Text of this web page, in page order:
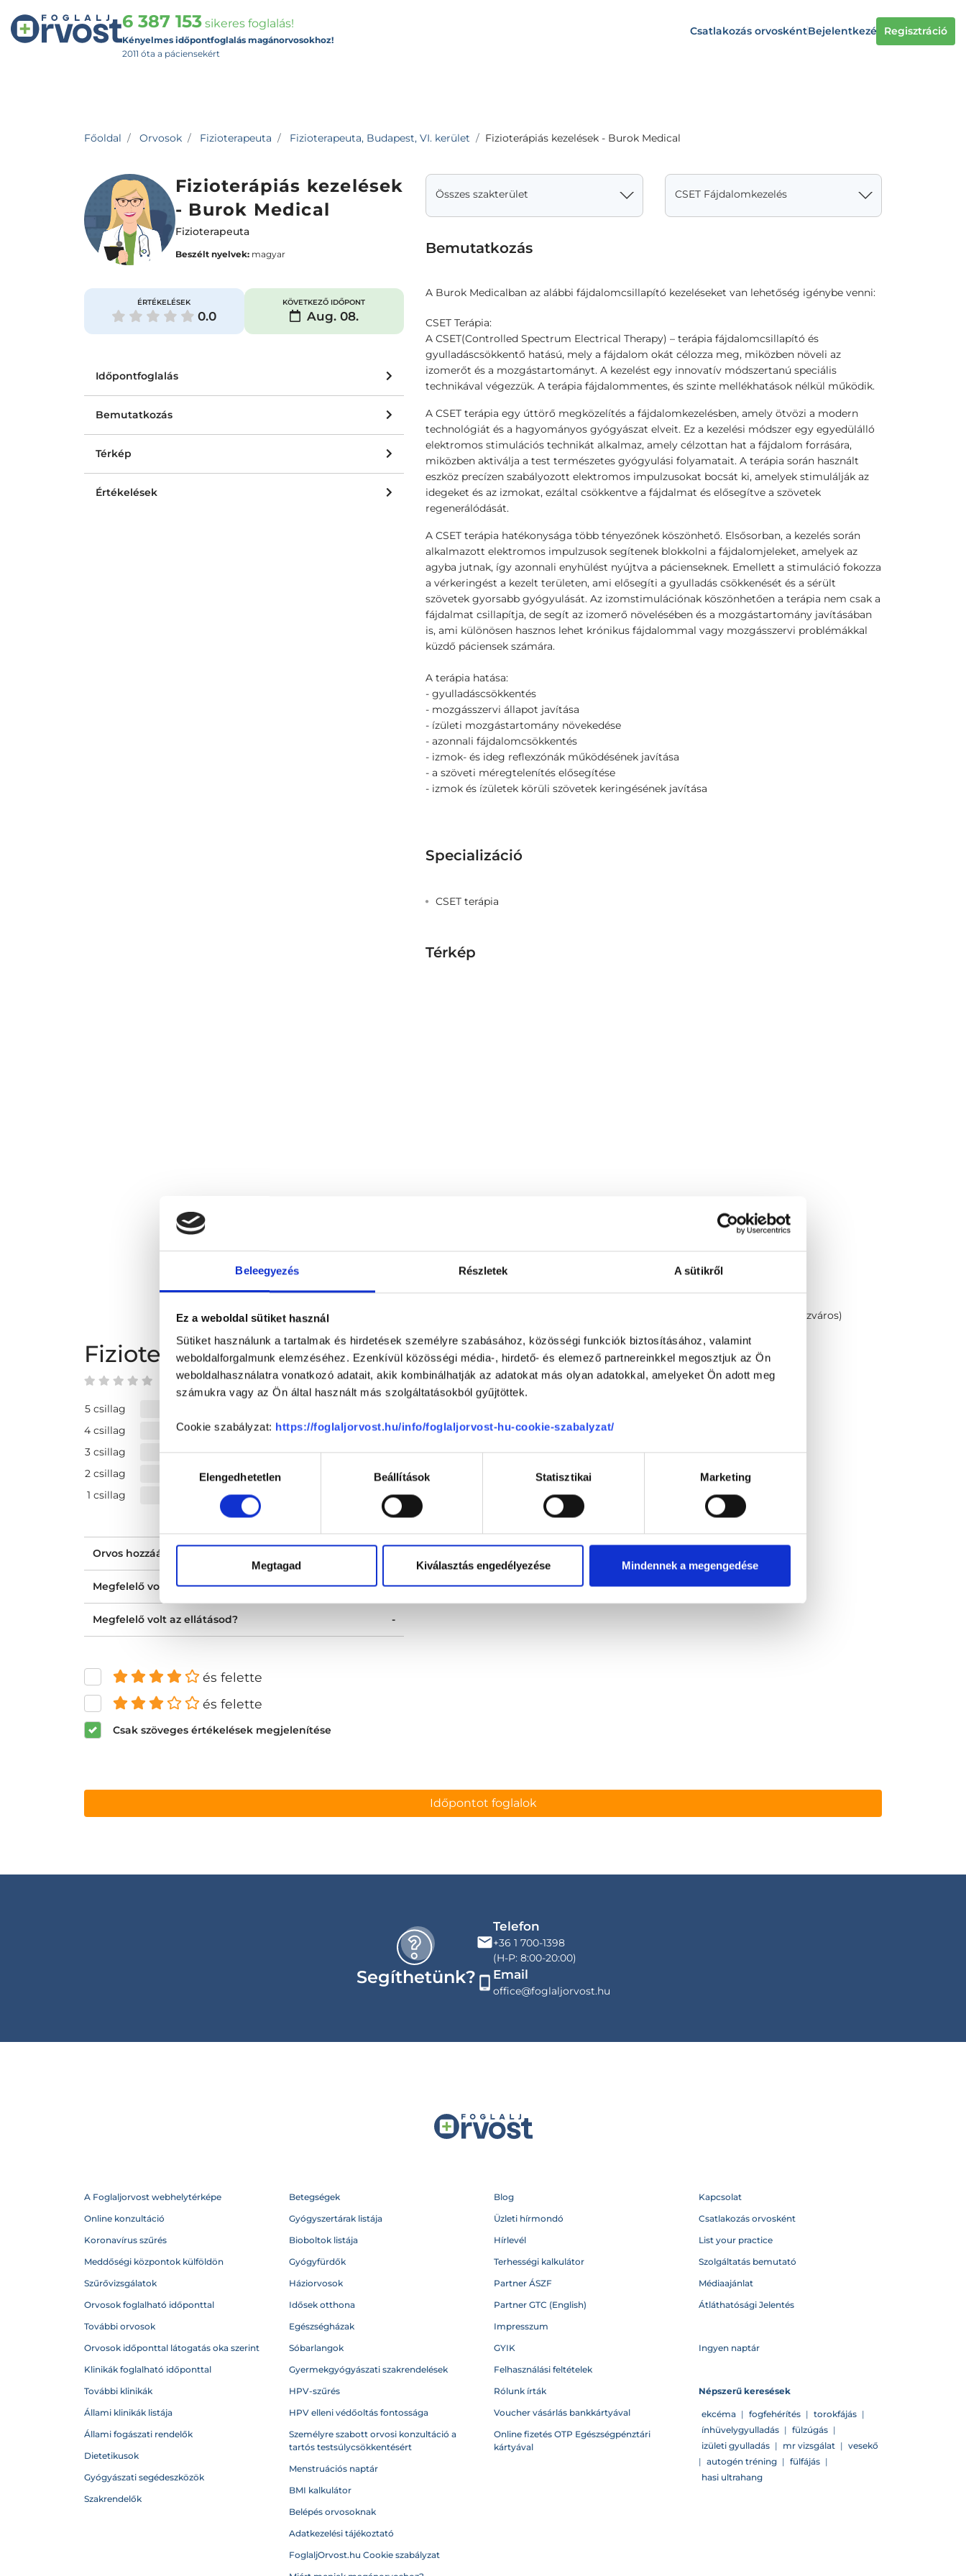
Beleegyezés Részletek A sütikről
Ez a weboldal sütiket használ
Sütiket használunk a tartalmak és hirdetések személyre szabásához, közösségi funkciók biztosításához, valamint
weboldalforgalmunk elemzéséhez. Ezenkívül közösségi média-, hirdető- és elemező partnereinkkel megosztjuk az Ön
weboldalhasználatra vonatkozó adatait, akik kombinálhatják az adatokat más olyan adatokkal, amelyeket Ön adott meg
számukra vagy az Ön által használt más szolgáltatásokból gyűjtöttek.
Cookie szabályzat: https://foglaljorvost.hu/info/foglaljorvost-hu-cookie-szabalyzat/
kiválasztásaElengedhetetlen Beállítások Statisztikai Marketing
Megtagad Kiválasztás engedélyezése Mindennek a megengedése
6 387 153 sikeres foglalás!
Kényelmes időpontfoglalás magánorvosokhoz!
2011 óta a páciensekért
Csatlakozás orvoskéntBejelentkezés Regisztráció
Főoldal Orvosok Fizioterapeuta Fizioterapeuta, Budapest, VI. kerület Fizioterápiás kezelések - Burok Medical
Fizioterápiás kezelések
- Burok Medical
Fizioterapeuta
Beszélt nyelvek: magyar
ÉRTÉKELÉSEK
0.0
KÖVETKEZŐ IDŐPONT
Aug. 08.
Időpontfoglalás
Bemutatkozás
Térkép
Értékelések
Összes szakterület CSET Fájdalomkezelés
Bemutatkozás
A Burok Medicalban az alábbi fájdalomcsillapító kezeléseket van lehetőség igénybe venni:
CSET Terápia:
A CSET(Controlled Spectrum Electrical Therapy) – terápia fájdalomcsillapító és
gyulladáscsökkentő hatású, mely a fájdalom okát célozza meg, miközben növeli az
izomerőt és a mozgástartományt. A kezelést egy innovatív módszertanú speciális
technikával végezzük. A terápia fájdalommentes, és szinte mellékhatások nélkül működik.
A CSET terápia egy úttörő megközelítés a fájdalomkezelésben, amely ötvözi a modern
technológiát és a hagyományos gyógyászat elveit. Ez a kezelési módszer egy egyedülálló
elektromos stimulációs technikát alkalmaz, amely célzottan hat a fájdalom forrására,
miközben aktiválja a test természetes gyógyulási folyamatait. A terápia során használt
eszköz precízen szabályozott elektromos impulzusokat bocsát ki, amelyek stimulálják az
idegeket és az izmokat, ezáltal csökkentve a fájdalmat és elősegítve a szövetek
regenerálódását.
A CSET terápia hatékonysága több tényezőnek köszönhető. Elsősorban, a kezelés során
alkalmazott elektromos impulzusok segítenek blokkolni a fájdalomjeleket, amelyek az
agyba jutnak, így azonnali enyhülést nyújtva a pácienseknek. Emellett a stimuláció fokozza
a vérkeringést a kezelt területen, ami elősegíti a gyulladás csökkenését és a sérült
szövetek gyorsabb gyógyulását. Az izomstimulációnak köszönhetően a terápia nem csak a
fájdalmat csillapítja, de segít az izomerő növelésében és a mozgástartomány javításában
is, ami különösen hasznos lehet krónikus fájdalommal vagy mozgásszervi problémákkal
küzdő páciensek számára.
A terápia hatása:
- gyulladáscsökkentés
- mozgásszervi állapot javítása
- ízületi mozgástartomány növekedése
- azonnali fájdalomcsökkentés
- izmok- és ideg reflexzónák működésének javítása
- a szöveti méregtelenítés elősegítése
- izmok és ízületek körüli szövetek keringésének javítása
Specializáció
CSET terápia
Térkép
Burok Medical
Budapest Bajnok utca 13. Bajnok Center (Terézváros)
Fizioterápiás kezelések - Burok Medical vélemények
0 az 5-ből
5 csillag
4 csillag
0 %
3 csillag
0 %
2 csillag
0 %
1 csillag
0 %
Orvos hozzáállása, figyelmessége, kedvessége
Megfelelő volt a tájékoztatásod? -
Megfelelő volt az ellátásod? -
és felette
és felette
Csak szöveges értékelések megjelenítése
Időpontot foglalok
Segíthetünk?
Telefon
+36 1 700-1398
(H-P: 8:00-20:00)
Email
office@foglaljorvost.hu
A Foglaljorvost webhelytérképe
Online konzultáció
Koronavírus szűrés
Meddőségi központok külföldön
Szűrővizsgálatok
Orvosok foglalható időponttal
További orvosok
Orvosok időponttal látogatás oka szerint
Klinikák foglalható időponttal
További klinikák
Állami klinikák listája
Állami fogászati rendelők
Dietetikusok
Gyógyászati segédeszközök
Szakrendelők
Betegségek
Gyógyszertárak listája
Bioboltok listája
Gyógyfürdők
Háziorvosok
Idősek otthona
Egészségházak
Sóbarlangok
Gyermekgyógyászati szakrendelések
HPV-szűrés
HPV elleni védőoltás fontossága
Személyre szabott orvosi konzultáció a
tartós testsúlycsökkentésért
Menstruációs naptár
BMI kalkulátor
Belépés orvosoknak
Adatkezelési tájékoztató
FoglaljOrvost.hu Cookie szabályzat
Blog
Üzleti hírmondó
Hírlevél
Terhességi kalkulátor
Partner ÁSZF
Partner GTC (English)
Impresszum
GYIK
Felhasználási feltételek
Rólunk írták
Voucher vásárlás bankkártyával
Online fizetés OTP Egészségpénztári
kártyával
Kapcsolat
Csatlakozás orvosként
List your practice
Szolgáltatás bemutató
Médiaajánlat
Átláthatósági Jelentés
Ingyen naptár
Népszerű keresések
ekcéma | fogfehérítés | torokfájás |
ínhüvelygyulladás | fülzúgás |
izületi gyulladás | mr vizsgálat | vesekő
| autogén tréning | fülfájás |
hasi ultrahang